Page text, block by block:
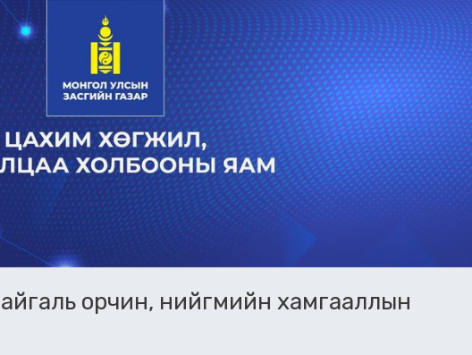
орчин, нийгмийн хамгааллын